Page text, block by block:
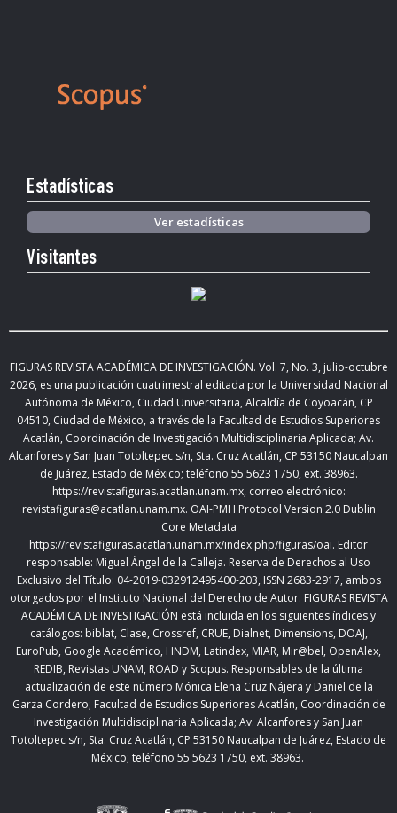
Estadísticas
Ver estadísticas
Visitantes
FIGURAS REVISTA ACADÉMICA DE INVESTIGACIÓN. Vol. 7, No. 3, julio-octubre
2026, es una publicación cuatrimestral editada por la Universidad Nacional
Autónoma de México, Ciudad Universitaria, Alcaldía de Coyoacán, CP
04510, Ciudad de México, a través de la Facultad de Estudios Superiores
Acatlán, Coordinación de Investigación Multidisciplinaria Aplicada; Av.
Alcanfores y San Juan Totoltepec s/n, Sta. Cruz Acatlán, CP 53150 Naucalpan
de Juárez, Estado de México; teléfono 55 5623 1750, ext. 38963.
https://revistafiguras.acatlan.unam.mx, correo electrónico:
revistafiguras@acatlan.unam.mx. OAI-PMH Protocol Version 2.0 Dublin
Core Metadata
https://revistafiguras.acatlan.unam.mx/index.php/figuras/oai. Editor
responsable: Miguel Ángel de la Calleja. Reserva de Derechos al Uso
Exclusivo del Título: 04-2019-032912495400-203, ISSN 2683-2917, ambos
otorgados por el Instituto Nacional del Derecho de Autor. FIGURAS REVISTA
ACADÉMICA DE INVESTIGACIÓN está incluida en los siguientes índices y
catálogos: biblat, Clase, Crossref, CRUE, Dialnet, Dimensions, DOAJ,
EuroPub, Google Académico, HNDM, Latindex, MIAR, Mir@bel, OpenAlex,
REDIB, Revistas UNAM, ROAD y Scopus. Responsables de la última
actualización de este número Mónica Elena Cruz Nájera y Daniel de la
Garza Cordero; Facultad de Estudios Superiores Acatlán, Coordinación de
Investigación Multidisciplinaria Aplicada; Av. Alcanfores y San Juan
Totoltepec s/n, Sta. Cruz Acatlán, CP 53150 Naucalpan de Juárez, Estado de
México; teléfono 55 5623 1750, ext. 38963.